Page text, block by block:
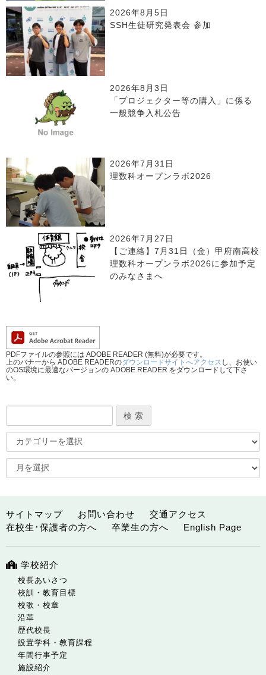
2026年8月5日
SSH生徒研究発表会 参加
2026年8月3日
「プロジェクター等の購入」に係る
一般競争入札公告
2026年7月31日
理数科オープンラボ2026
2026年7月27日
【ご連絡】7月31日（金）甲府南高校
理数科オープンラボ2026に参加予定
のみなさまへ
PDFファイルの参照には ADOBE READER (無料)が必要です。
上のバナーから ADOBE READERのダウンロードサイトへアクセス し、お使い
のOS環境に最適なバージョンの ADOBE READER をダウンロードして下さ
い。
サイトマップ お問い合わせ
交通アクセス
在校生･保護者の方へ
卒業生の方へ English Page
学校紹介
校長あいさつ
校訓・教育目標
校歌・校章
沿革
歴代校長
設置学科・教育課程
年間行事予定
施設紹介